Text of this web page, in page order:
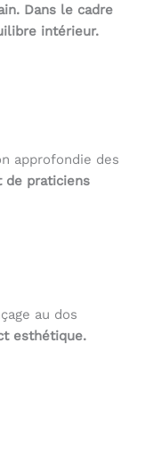
Dans le cadre
intérieur.
approfondie des
de praticiens
au dos
esthétique.